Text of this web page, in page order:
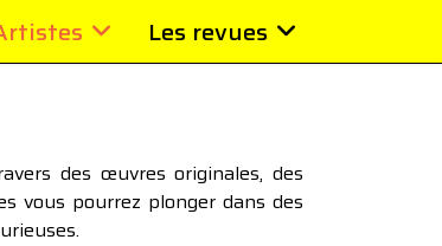
Les revues
des œuvres originales, des
vous pourrez plonger dans des